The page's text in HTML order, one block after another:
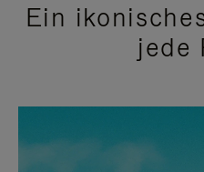
Ein
jede